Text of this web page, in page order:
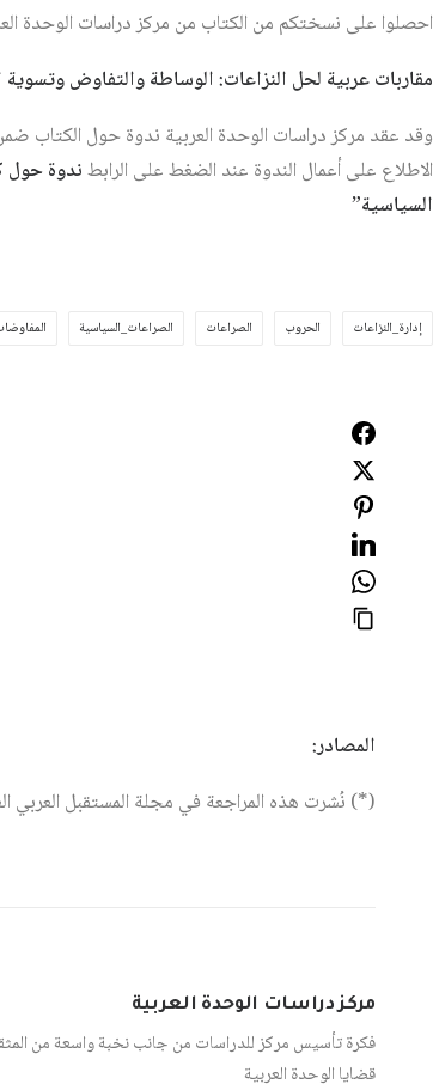
احصلوا على نسختكم من الكتاب من مركز دراسات الوحدة
مقاربات عربية لحل النزاعات: الوساطة والتفاوض
الاطلاع على أعمال الندوة عند الضغط على الرابطندوة حول
السياسية”
إدارة_النزاعات الحروب الصراعات الصراعات_السياسية
المصادر:
(*) نُشرت هذه المراجعة في مجلة المستقبل العربي العدد 474 في آب/
مركز دراسات الوحدة العربية
فكرة تأسيس مركز للدراسات من جانب نخبة واسعة من
قضايا الوحدة العربية